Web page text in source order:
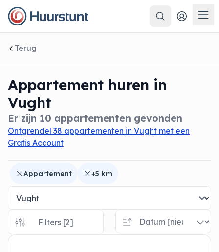
Zoeken
Terug
Appartement huren in
Vught
Er zijn 10 appartementen gevonden
Ontgrendel 38 appartementen in Vught met een
Gratis Account
sluiten
Appartement +5 km
Filters [2]